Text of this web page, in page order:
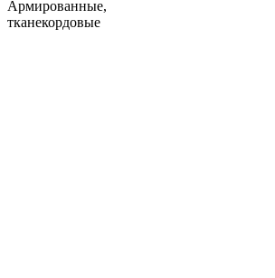
Армированные,
тканекордовые